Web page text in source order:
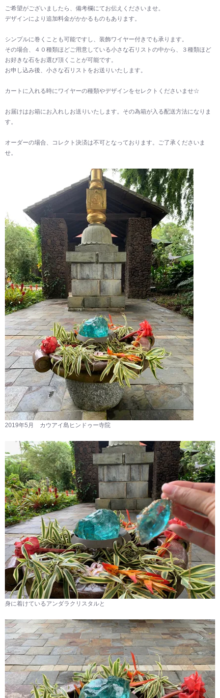
ご希望がございましたら、備考欄にてお伝えくださいませ。
デザインにより追加料金がかかるものもあります。
シンプルに巻くことも可能ですし、装飾ワイヤー付きでも承ります。
その場合、４０種類ほどご用意している小さな石リストの中から、３種類ほど
お好きな石をお選び頂くことが可能です。
お申し込み後、小さな石リストをお送りいたします。
カートに入れる時にワイヤーの種類やデザインをセレクトくださいませ☆
お届けはお箱にお入れしお送りいたします。その為箱が入る配送方法になりま
す。
オーダーの場合、コレクト決済は不可となっております。ご了承くださいま
せ。
2019年5月 カウアイ島ヒンドゥー寺院
身に着けているアンダラクリスタルと